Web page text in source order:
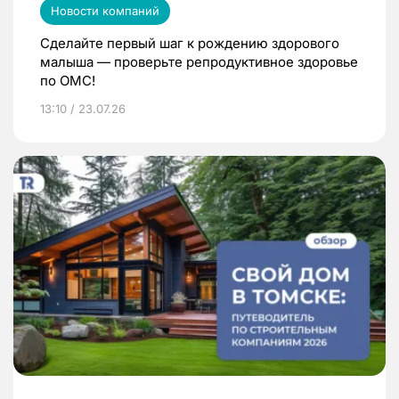
Новости компаний
Сделайте первый шаг к рождению здорового
малыша — проверьте репродуктивное здоровье
по ОМС!
13:10 / 23.07.26